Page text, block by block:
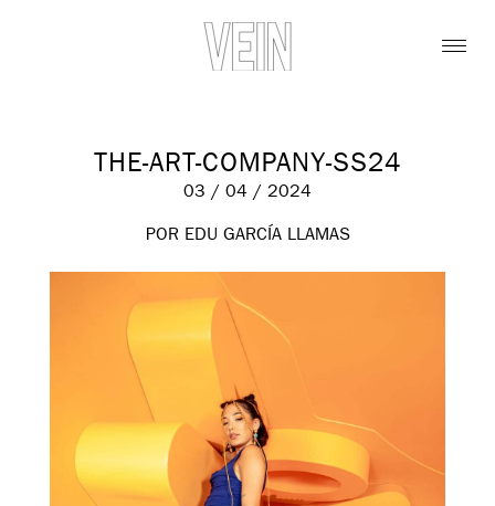
THE-ART-COMPANY-SS24
03 / 04 / 2024
POR EDU GARCÍA LLAMAS